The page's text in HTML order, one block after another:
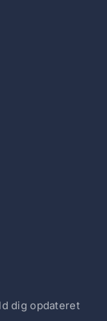
dig opdateret